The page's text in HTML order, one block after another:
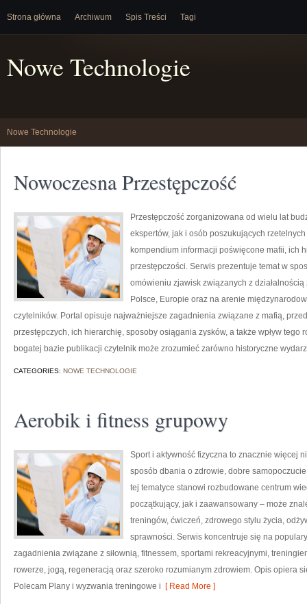
Strona główna Archiwum Spis Treści Tagi
Nowe Technologie
Nowe Technologie
Nowoczesna Przestępczość
Przestępczość zorganizowana od wielu lat
ekspertów, jak i osób poszukujących
kompendium informacji poświęcone mafii, ich
przestępczości. Serwis prezentuje temat w
omówieniu zjawisk związanych z
Polsce, Europie oraz na arenie
czytelników. Portal opisuje najważniejsze zagadnienia związane z mafią,
przestępczych, ich hierarchię, sposoby osiągania zysków, a także wpływ tego
bogatej bazie publikacji czytelnik może zrozumieć zarówno historyczne
CATEGORIES: NOWE TECHNOLOGIE
Aerobik i fitness grupowy
Sport i aktywność fizyczna to znacznie więcej
sposób dbania o zdrowie, dobre
tej tematyce stanowi rozbudowane centrum
początkujący, jak i zaawansowany – może
treningów, ćwiczeń, zdrowego stylu życia,
sprawności. Serwis koncentruje się na
zagadnienia związane z siłownią, fitnessem, sportami rekreacyjnymi,
rowerze, jogą, regeneracją oraz szeroko rozumianym zdrowiem. Opis opiera
Polecam Plany i wyzwania treningowe i [ Read More ]